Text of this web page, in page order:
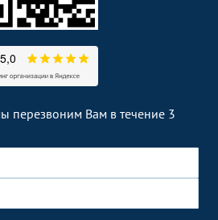
перезвоним Вам в течение 3